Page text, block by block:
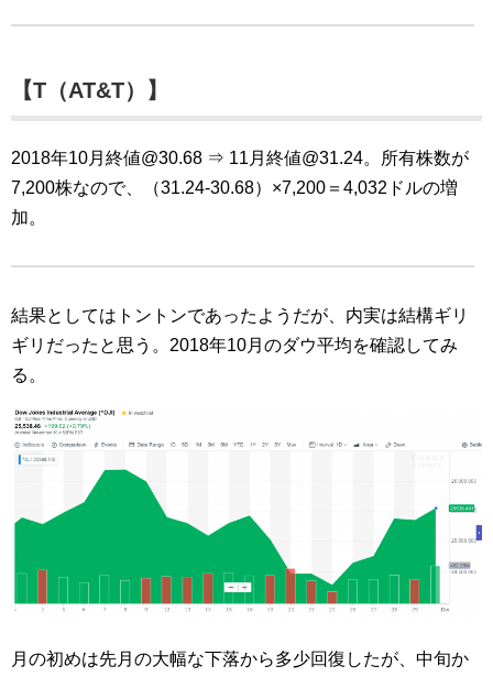
【T（AT&T）】
2018年10月終値@30.68 ⇒ 11月終値@31.24。所有株数が
7,200株なので、（31.24-30.68）×7,200＝4,032ドルの増
加。
結果としてはトントンであったようだが、内実は結構ギリ
ギリだったと思う。2018年10月のダウ平均を確認してみ
る。
月の初めは先月の大幅な下落から多少回復したが、中旬か